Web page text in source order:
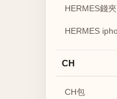
HERMES錢夾
HERMES
CH
CH包